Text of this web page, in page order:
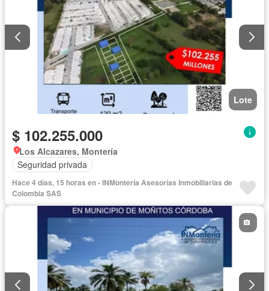
Lote
$ 102.255.000
Los Alcazares, Montería
Seguridad privada
Hace 4 días, 15 horas en - INMontería Asesorías Inmobiliarias de
Colombia SAS